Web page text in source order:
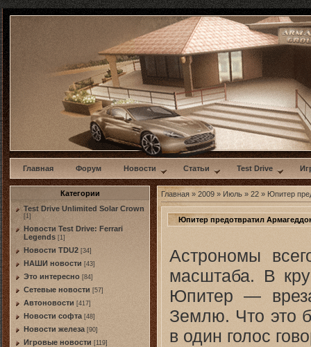
w
Главная Форум Новости Статьи Test Drive
Категории
Test Drive Unlimited Solar Crown
[1]
Новости Test Drive: Ferrari
Legends [1]
Новости TDU2 [34]
НАШИ новости [43]
Это интересно [84]
Сетевые новости [57]
Автоновости [417]
Новости софта [48]
Новоcти железа [90]
Игровые новости [119]
Главная » 2009 » Июль » 22 » Юпитер
Юпитер предотвратил
Астрономы
масштаба. В
Юпитер —
Землю. Что это
в один голос